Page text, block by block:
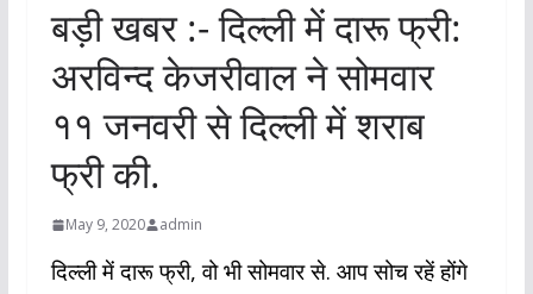
बड़ी खबर :- दिल्ली में दारू फ्री:
अरविन्द केजरीवाल ने सोमवार
११ जनवरी से दिल्ली में शराब
फ्री की.
May 9, 2020 admin
दिल्ली में दारू फ्री, वो भी सोमवार से. आप सोच रहें होंगे